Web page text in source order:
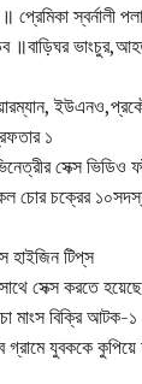
স্বর্নালী
॥বাড়িঘর
১
সেক্স ভিডিও
চোর চক্রের
হাইজিন টিপ্‌স
সেক্স করতে
মাংস বিক্রি আটক-১
গ্রামে যুবককে কুপিয়ে